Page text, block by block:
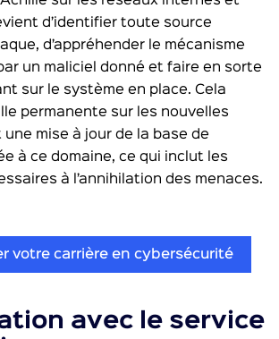
d’identifier toute source
d’appréhender le mécanisme
un maliciel donné et faire en sorte
sur le système en place. Cela
permanente sur les nouvelles
mise à jour de la base de
à ce domaine, ce qui inclut les
à l’annihilation des menaces.
votre carrière en cybersécurité
avec le service